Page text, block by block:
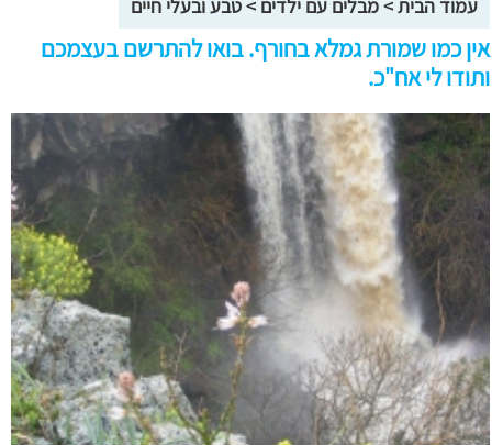
עמוד הבית>מבלים עם ילדים >טבע ובעלי חיים
אין כמו שמורת גמלא בחורף. בואו להתרשם בעצמכם
ותודו לי אח"כ.